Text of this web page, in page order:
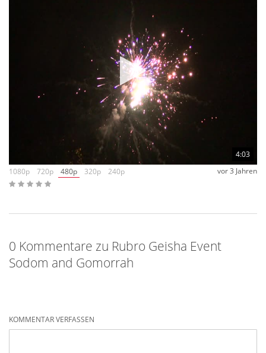
4:03
1080p
720p 480p 320p 240p vor 3 Jahren
0 Kommentare zu Rubro Geisha Event
Sodom and Gomorrah
KOMMENTAR VERFASSEN